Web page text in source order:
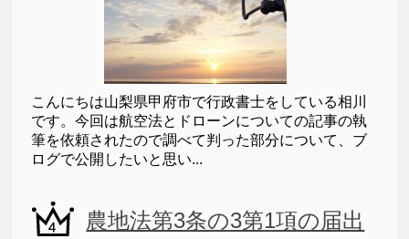
こんにちは山梨県甲府市で行政書士をしている相川
です。今回は航空法とドローンについての記事の執
筆を依頼されたので調べて判った部分について、ブ
ログで公開したいと思い...
農地法第3条の3第1項の届出